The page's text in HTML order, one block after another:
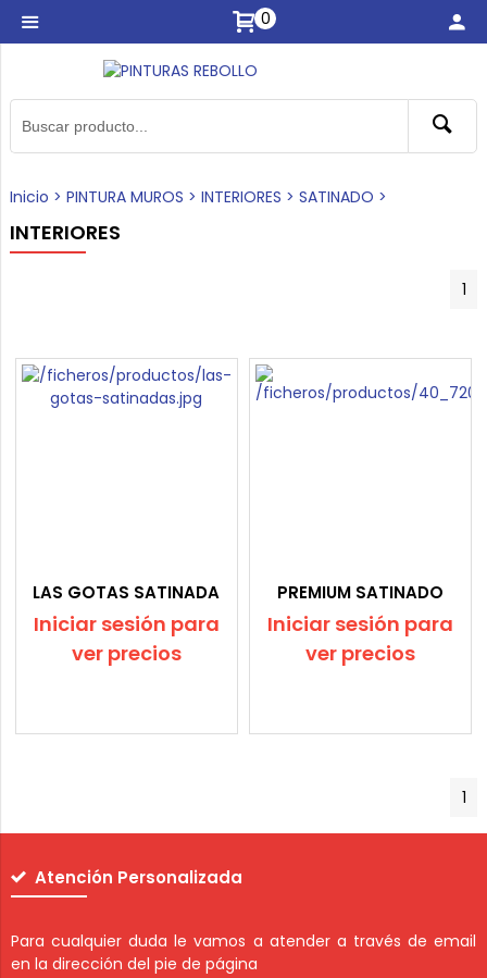
0
Inicio > PINTURA MUROS > INTERIORES > SATINADO >
INTERIORES
1
LAS GOTAS SATINADA
Iniciar sesión para
ver precios
PREMIUM SATINADO
Iniciar sesión para
ver precios
1
Atención Personalizada
Para cualquier duda le vamos a atender a través de email
en la dirección del pie de página